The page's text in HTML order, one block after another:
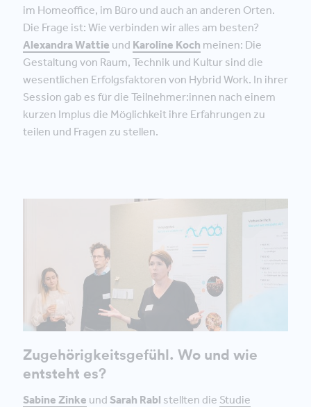
im Homeoffice, im Büro und auch an anderen Orten.
Die Frage ist: Wie verbinden wir alles am besten?
Alexandra Wattie und Karoline Koch meinen: Die
Gestaltung von Raum, Technik und Kultur sind die
wesentlichen Erfolgsfaktoren von Hybrid Work. In ihrer
Session gab es für die Teilnehmer:innen nach einem
kurzen Implus die Möglichkeit ihre Erfahrungen zu
teilen und Fragen zu stellen.
Zugehörigkeitsgefühl. Wo und wie
entsteht es?
Sabine Zinke und Sarah Rabl stellten die Studie